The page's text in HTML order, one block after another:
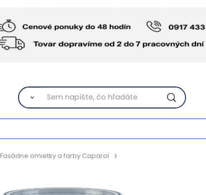
Fasádne omietky a farby Caparol